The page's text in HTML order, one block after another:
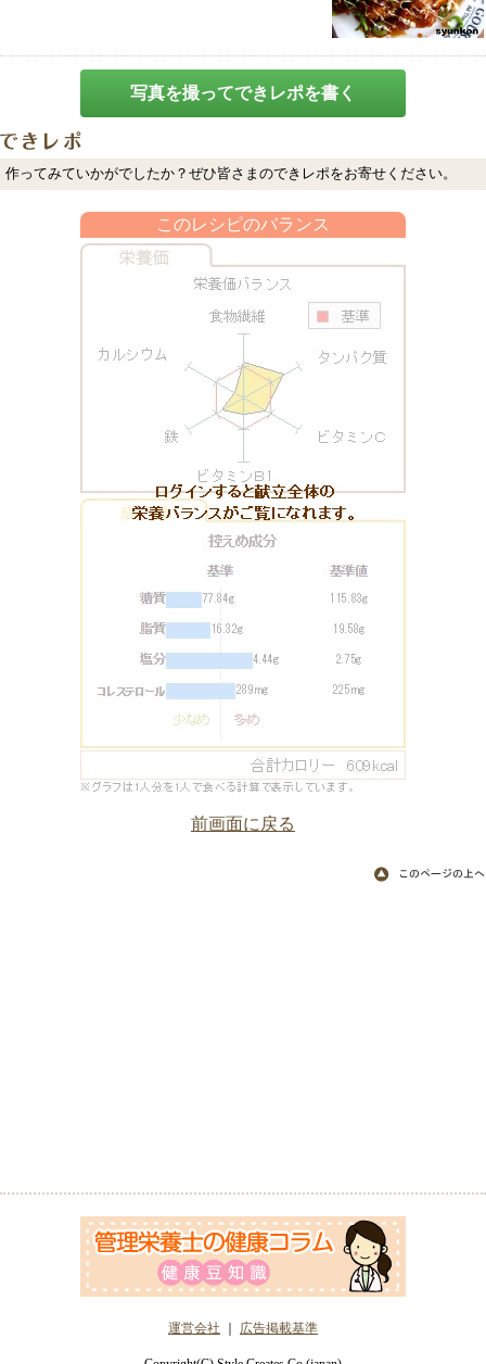
写真を撮ってできレポを書く
作ってみていかがでしたか？ぜひ皆さまのできレポをお寄せください。
このレシピのバランス
前画面に戻る
運営会社 広告掲載基準